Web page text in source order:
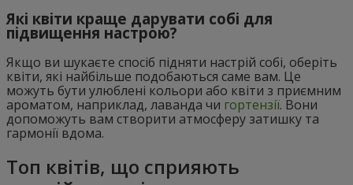
Які квіти краще дарувати собі для
підвищення настрою?
Якщо ви шукаєте спосіб підняти настрій собі, оберіть
квіти, які найбільше подобаються саме вам. Це
можуть бути улюблені кольори або квіти з приємним
ароматом, наприклад, лаванда чи гортензії. Вони
допоможуть вам створити атмосферу затишку та
гармонії вдома.
Топ квітів, що сприяють